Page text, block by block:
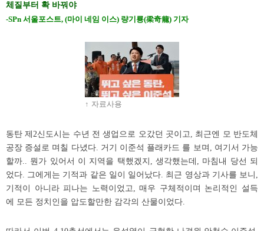
체질부터 확 바꿔야
-SPn 서울포스트, (마이 네임 이스) 량기룡(梁奇龍) 기자
↑ 자료사용
동탄 제2신도시는 수년 전 생업으로 오갔던 곳이고, 최근엔 모 반도체
공장 증설로 며칠 다녔다. 거기 이준석 플래카드 를 보며, 여기서 가능
할까.. 뭔가 있어서 이 지역을 택했겠지, 생각했는데, 마침내 당선 되
었다. 그에게는 기적과 같은 일이 일어났다. 최근 영상과 기사를 보니,
기적이 아니라 피나는 노력이었고, 매우 구체적이며 논리적인 설득
에 모든 정치인을 압도할만한 감각의 산물이었다.